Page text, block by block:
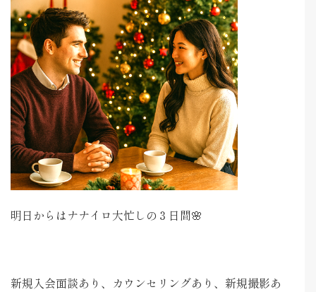
明日からはナナイロ大忙しの３日間🌸
新規入会面談あり、カウンセリングあり、新規撮影あ